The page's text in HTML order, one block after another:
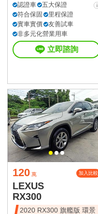
認證車
五大保證
符合保固
里程保證
實車實價
友善試車
非多元化營業用車
立即諮詢
120 萬 加入比較
LEXUS
RX300
2020 RX300 旗艦版 環景